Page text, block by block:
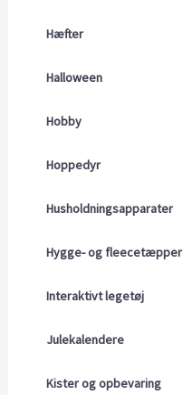
Hæfter
Halloween
Hobby
Hoppedyr
Husholdningsapparater
Hygge- og fleecetæpper
Interaktivt legetøj
Julekalendere
Kister og opbevaring